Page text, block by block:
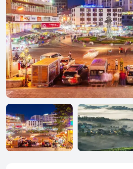
Du thuyền
Dành cho bạn
Đăng ký CTV
Hướng dẫn thanh toán
Hướng dẫn đặt vé
Thông tin chuyển khoản
Điều khoản sử dụng
Chính sách bảo mật
Về HappyBook